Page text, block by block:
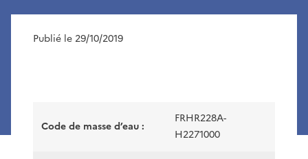
Publié le 29/10/2019
Code de masse d’eau :
FRHR228A-
H2271000